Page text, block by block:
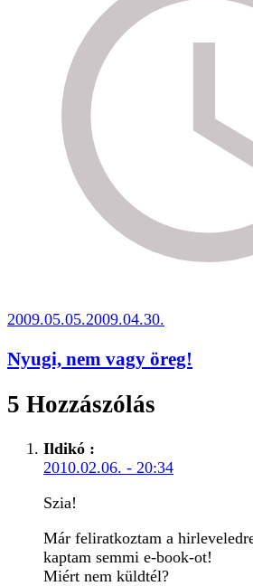
2009.05.05.2009.04.30.
Nyugi, nem vagy öreg!
5 Hozzászólás
Ildikó :
2010.02.06. - 20:34
Szia!
Már feliratkoztam a
kaptam semmi e-book-ot!
Miért nem küldtél?